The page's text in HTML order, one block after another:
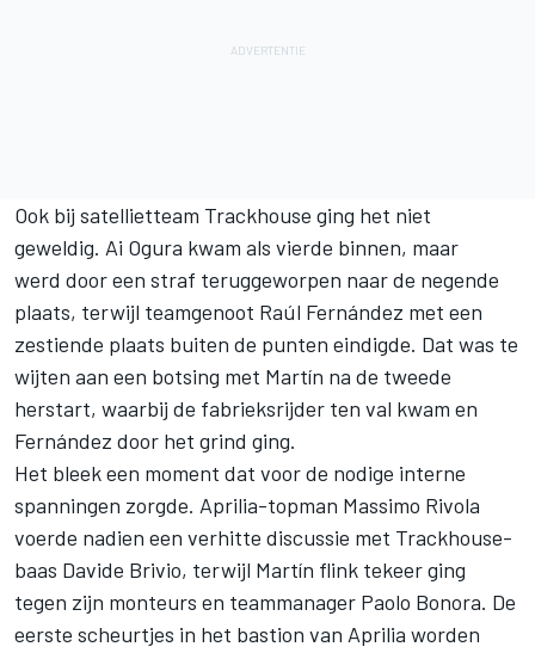
Ook bij satellietteam Trackhouse ging het niet
geweldig. Ai Ogura kwam als vierde binnen, maar
werd door een straf teruggeworpen naar de negende
plaats, terwijl teamgenoot Raúl Fernández met een
zestiende plaats buiten de punten eindigde. Dat was te
wijten aan een botsing met Martín na de tweede
herstart, waarbij de fabrieksrijder ten val kwam en
Fernández door het grind ging.
Het bleek een moment dat voor de nodige interne
spanningen zorgde. Aprilia-topman Massimo Rivola
voerde nadien een verhitte discussie met Trackhouse-
baas Davide Brivio, terwijl Martín flink tekeer ging
tegen zijn monteurs en teammanager Paolo Bonora. De
eerste scheurtjes in het bastion van Aprilia worden